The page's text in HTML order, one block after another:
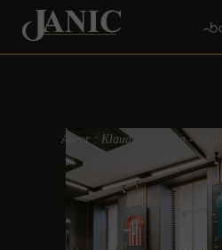
Autor : Klaudia Cybułka - Janic